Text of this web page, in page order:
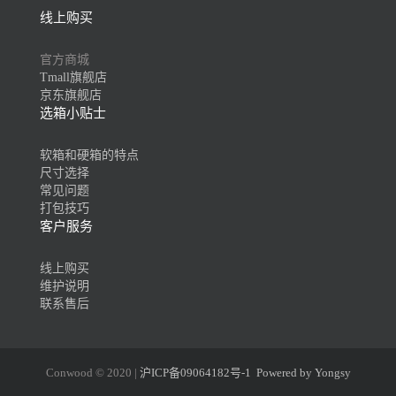
线上购买
官方商城
Tmall旗舰店
京东旗舰店
选箱小贴士
软箱和硬箱的特点
尺寸选择
常见问题
打包技巧
客户服务
线上购买
维护说明
联系售后
Conwood © 2020 | 沪ICP备09064182号-1 Powered by Yongsy